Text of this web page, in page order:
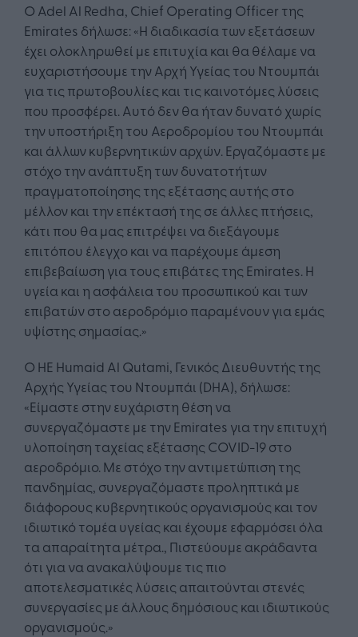
Ο Adel Al Redha, Chief Operating Officer της
Emirates δήλωσε: «Η διαδικασία των εξετάσεων
έχει ολοκληρωθεί με επιτυχία και θα θέλαμε να
ευχαριστήσουμε την Αρχή Υγείας του Ντουμπάι
για τις πρωτοβουλίες και τις καινοτόμες λύσεις
που προσφέρει. Αυτό δεν θα ήταν δυνατό χωρίς
την υποστήριξη του Αεροδρομίου του Ντουμπάι
και άλλων κυβερνητικών αρχών. Εργαζόμαστε με
στόχο την ανάπτυξη των δυνατοτήτων
πραγματοποίησης της εξέτασης αυτής στο
μέλλον και την επέκτασή της σε άλλες πτήσεις,
κάτι που θα μας επιτρέψει να διεξάγουμε
επιτόπου έλεγχο και να παρέχουμε άμεση
επιβεβαίωση για τους επιβάτες της Emirates. Η
υγεία και η ασφάλεια του προσωπικού και των
επιβατών στο αεροδρόμιο παραμένουν για εμάς
υψίστης σημασίας.»
Ο HE Humaid Al Qutami, Γενικός Διευθυντής της
Αρχής Υγείας του Ντουμπάι (DHA), δήλωσε:
«Είμαστε στην ευχάριστη θέση να
συνεργαζόμαστε με την Emirates για την επιτυχή
υλοποίηση ταχείας εξέτασης COVID-19 στο
αεροδρόμιο. Με στόχο την αντιμετώπιση της
πανδημίας, συνεργαζόμαστε προληπτικά με
διάφορους κυβερνητικούς οργανισμούς και τον
ιδιωτικό τομέα υγείας και έχουμε εφαρμόσει όλα
τα απαραίτητα μέτρα., Πιστεύουμε ακράδαντα
ότι για να ανακαλύψουμε τις πιο
αποτελεσματικές λύσεις απαιτούνται στενές
συνεργασίες με άλλους δημόσιους και ιδιωτικούς
οργανισμούς.»